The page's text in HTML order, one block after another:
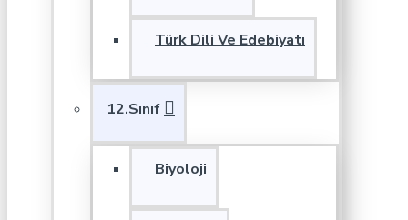
Türk Dili Ve Edebiyatı
12.Sınıf
Biyoloji